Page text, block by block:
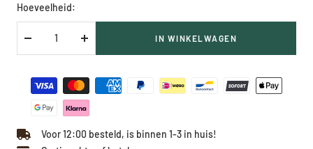
Hoeveelheid:
Verlaag
Verhoog
IN WINKELWAGEN
Voor 12:00 besteld, is binnen 1-3 in huis!